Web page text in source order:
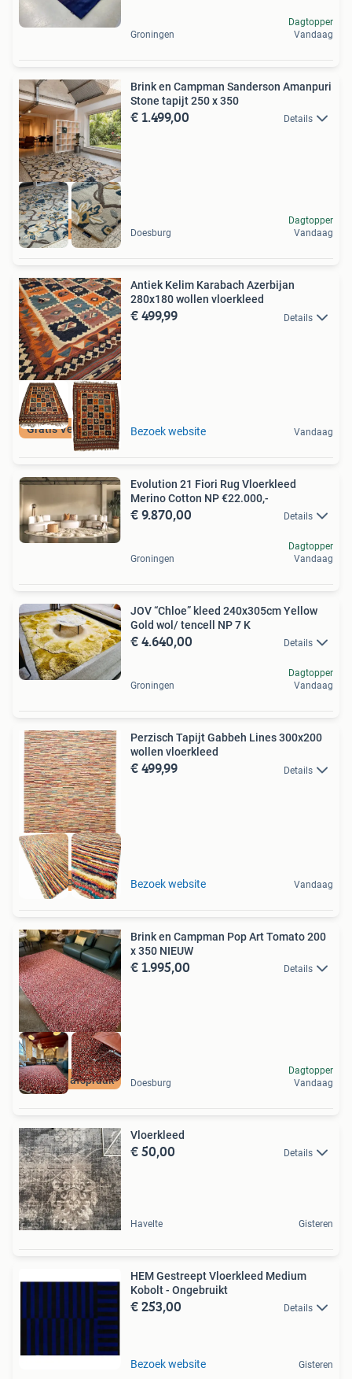
Groningen
Dagtopper
Vandaag
Open op afspraak
Brink en Campman Sanderson Amanpuri
Stone tapijt 250 x 350
€ 1.499,00 Details
Doesburg
Dagtopper
Vandaag
Gratis Verzenden
Antiek Kelim Karabach Azerbijan
280x180 wollen vloerkleed
€ 499,99 Details
Bezoek website Vandaag
Evolution 21 Fiori Rug Vloerkleed
Merino Cotton NP €22.000,-
€ 9.870,00 Details
Groningen
Dagtopper
Vandaag
JOV “Chloe” kleed 240x305cm Yellow
Gold wol/ tencell NP 7 K
€ 4.640,00 Details
Groningen
Dagtopper
Vandaag
Gratis Verzenden
Perzisch Tapijt Gabbeh Lines 300x200
wollen vloerkleed
€ 499,99 Details
Bezoek website Vandaag
Open op afspraak
Brink en Campman Pop Art Tomato 200
x 350 NIEUW
€ 1.995,00 Details
Doesburg
Dagtopper
Vandaag
Vloerkleed
€ 50,00 Details
Havelte Gisteren
HEM Gestreept Vloerkleed Medium
Kobolt - Ongebruikt
€ 253,00 Details
Bezoek website Gisteren